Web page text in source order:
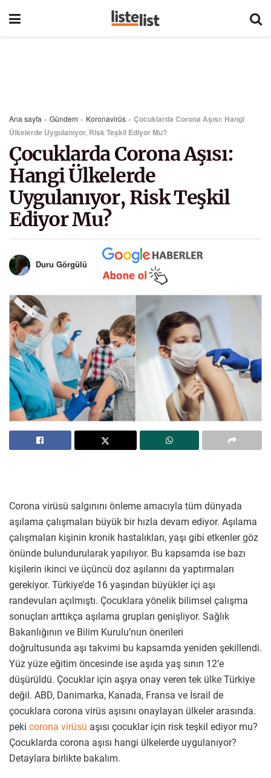
Ana sayfa » Gündem » Koronavirüs » Çocuklarda Corona Aşısı: Hangi
Ülkelerde Uygulanıyor, Risk Teşkil Ediyor Mu?
Çocuklarda Corona Aşısı:
Hangi Ülkelerde
Uygulanıyor, Risk Teşkil
Ediyor Mu?
Duru Görgülü
Corona virüsü salgınını önleme amacıyla tüm dünyada
aşılama çalışmaları büyük bir hızla devam ediyor. Aşılama
çalışmaları kişinin kronik hastalıkları, yaşı gibi etkenler göz
önünde bulundurularak yapılıyor. Bu kapsamda ise bazı
kişilerin ikinci ve üçüncü doz aşılarını da yaptırmaları
gerekiyor. Türkiye’de 16 yaşından büyükler içi aşı
randevuları açılmıştı. Çocuklara yönelik bilimsel çalışma
sonuçları arttıkça aşılama grupları genişliyor. Sağlık
Bakanlığının ve Bilim Kurulu’nun önerileri
doğrultusunda aşı takvimi bu kapsamda yeniden şekillendi.
Yüz yüze eğitim öncesinde ise aşıda yaş sınırı 12’e
düşürüldü. Çocuklar için aşıya onay veren tek ülke Türkiye
değil. ABD, Danimarka, Kanada, Fransa ve İsrail de
çocuklara corona virüs aşısını onaylayan ülkeler arasında.
peki corona virüsü aşısı çocuklar için risk teşkil ediyor mu?
Çocuklarda corona aşısı hangi ülkelerde uygulanıyor?
Detaylara birlikte bakalım.